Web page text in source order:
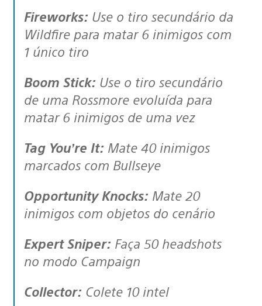
Fireworks: Use o tiro secundário da
Wildfire para matar 6 inimigos com
1 único tiro
Boom Stick: Use o tiro secundário
de uma Rossmore evoluída para
matar 6 inimigos de uma vez
Tag You’re It: Mate 40 inimigos
marcados com Bullseye
Opportunity Knocks: Mate 20
inimigos com objetos do cenário
Expert Sniper: Faça 50 headshots
no modo Campaign
Collector: Colete 10 intel